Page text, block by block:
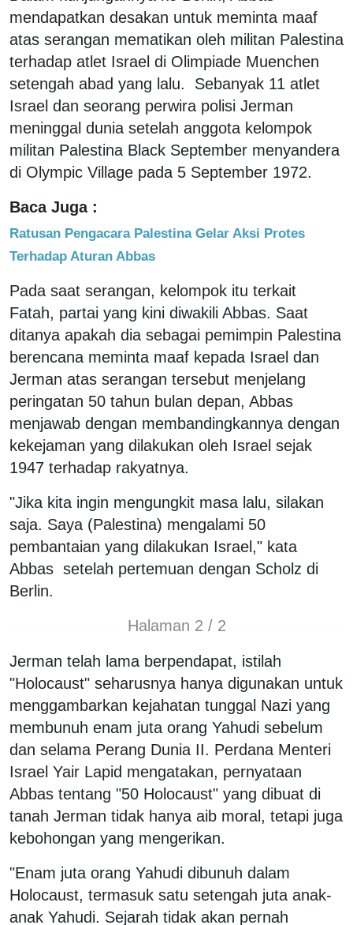
mendapatkan desakan untuk meminta maaf
atas serangan mematikan oleh militan Palestina
terhadap atlet Israel di Olimpiade Muenchen
setengah abad yang lalu. Sebanyak 11 atlet
Israel dan seorang perwira polisi Jerman
meninggal dunia setelah anggota kelompok
militan Palestina Black September menyandera
di Olympic Village pada 5 September 1972.
Baca Juga :
Ratusan Pengacara Palestina Gelar Aksi Protes
Terhadap Aturan Abbas
Pada saat serangan, kelompok itu terkait
Fatah, partai yang kini diwakili Abbas. Saat
ditanya apakah dia sebagai pemimpin Palestina
berencana meminta maaf kepada Israel dan
Jerman atas serangan tersebut menjelang
peringatan 50 tahun bulan depan, Abbas
menjawab dengan membandingkannya dengan
kekejaman yang dilakukan oleh Israel sejak
1947 terhadap rakyatnya.
"Jika kita ingin mengungkit masa lalu, silakan
saja. Saya (Palestina) mengalami 50
pembantaian yang dilakukan Israel," kata
Abbas setelah pertemuan dengan Scholz di
Berlin.
Halaman 2 / 2
Jerman telah lama berpendapat, istilah
"Holocaust" seharusnya hanya digunakan untuk
menggambarkan kejahatan tunggal Nazi yang
membunuh enam juta orang Yahudi sebelum
dan selama Perang Dunia II. Perdana Menteri
Israel Yair Lapid mengatakan, pernyataan
Abbas tentang "50 Holocaust" yang dibuat di
tanah Jerman tidak hanya aib moral, tetapi juga
kebohongan yang mengerikan.
"Enam juta orang Yahudi dibunuh dalam
Holocaust, termasuk satu setengah juta anak-
anak Yahudi. Sejarah tidak akan pernah